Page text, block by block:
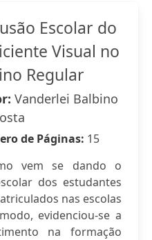
Escolar do
Visual no
Regular
Vanderlei Balbino
de Páginas: 15
vem se dando o
dos estudantes
nas escolas
evidenciou-se a
na formação